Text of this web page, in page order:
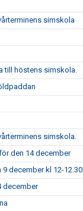
simskola
till höstens simskola.
simskola.
den 14 december
december kl 12-12.30
december